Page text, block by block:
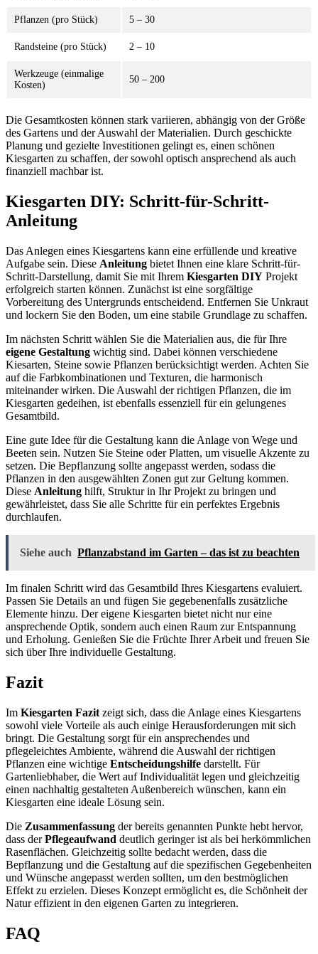
Pflanzen (pro Stück) 5 – 30
Randsteine (pro Stück) 2 – 10
Werkzeuge (einmalige
Kosten)
50 – 200
Die Gesamtkosten können stark variieren, abhängig von der Größe
des Gartens und der Auswahl der Materialien. Durch geschickte
Planung und gezielte Investitionen gelingt es, einen schönen
Kiesgarten zu schaffen, der sowohl optisch ansprechend als auch
finanziell machbar ist.
Kiesgarten DIY: Schritt-für-Schritt-
Anleitung
Das Anlegen eines Kiesgartens kann eine erfüllende und kreative
Aufgabe sein. Diese Anleitung bietet Ihnen eine klare Schritt-für-
Schritt-Darstellung, damit Sie mit Ihrem Kiesgarten DIY Projekt
erfolgreich starten können. Zunächst ist eine sorgfältige
Vorbereitung des Untergrunds entscheidend. Entfernen Sie Unkraut
und lockern Sie den Boden, um eine stabile Grundlage zu schaffen.
Im nächsten Schritt wählen Sie die Materialien aus, die für Ihre
eigene Gestaltung wichtig sind. Dabei können verschiedene
Kiesarten, Steine sowie Pflanzen berücksichtigt werden. Achten Sie
auf die Farbkombinationen und Texturen, die harmonisch
miteinander wirken. Die Auswahl der richtigen Pflanzen, die im
Kiesgarten gedeihen, ist ebenfalls essenziell für ein gelungenes
Gesamtbild.
Eine gute Idee für die Gestaltung kann die Anlage von Wege und
Beeten sein. Nutzen Sie Steine oder Platten, um visuelle Akzente zu
setzen. Die Bepflanzung sollte angepasst werden, sodass die
Pflanzen in den ausgewählten Zonen gut zur Geltung kommen.
Diese Anleitung hilft, Struktur in Ihr Projekt zu bringen und
gewährleistet, dass Sie alle Schritte für ein perfektes Ergebnis
durchlaufen.
Siehe auch Pflanzabstand im Garten – das ist zu beachten
Im finalen Schritt wird das Gesamtbild Ihres Kiesgartens evaluiert.
Passen Sie Details an und fügen Sie gegebenenfalls zusätzliche
Elemente hinzu. Der eigene Kiesgarten bietet nicht nur eine
ansprechende Optik, sondern auch einen Raum zur Entspannung
und Erholung. Genießen Sie die Früchte Ihrer Arbeit und freuen Sie
sich über Ihre individuelle Gestaltung.
Fazit
Im Kiesgarten Fazit zeigt sich, dass die Anlage eines Kiesgartens
sowohl viele Vorteile als auch einige Herausforderungen mit sich
bringt. Die Gestaltung sorgt für ein ansprechendes und
pflegeleichtes Ambiente, während die Auswahl der richtigen
Pflanzen eine wichtige Entscheidungshilfe darstellt. Für
Gartenliebhaber, die Wert auf Individualität legen und gleichzeitig
einen nachhaltig gestalteten Außenbereich wünschen, kann ein
Kiesgarten eine ideale Lösung sein.
Die Zusammenfassung der bereits genannten Punkte hebt hervor,
dass derPflegeaufwand deutlich geringer ist als bei herkömmlichen
Rasenflächen. Gleichzeitig sollte bedacht werden, dass die
Bepflanzung und die Gestaltung auf die spezifischen Gegebenheiten
und Wünsche angepasst werden sollten, um den bestmöglichen
Effekt zu erzielen. Dieses Konzept ermöglicht es, die Schönheit der
Natur effizient in den eigenen Garten zu integrieren.
FAQ